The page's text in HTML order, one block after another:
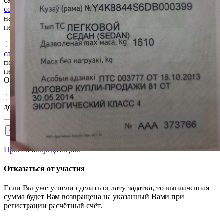
соглашением интернет-сайта e-auction.byи выразить согласие
на обработку информации о пользователе, в том числе
персональных данных.
Ознакомлен сПользовательским соглашением интернет-
сайта e-auction.by
пользователе, в том числе персональных данных, а также их
передачей, в том числе трансграничной, в соответствии с ним.
Ознакомлен и согласен сРегламентоми Соглашением.
Подтверждаю достоверность сведений, указанных в
документах на участия в торгах.
Пройти аккредитацию
Отказаться от участия
Если Вы уже успели сделать оплату задатка, то выплаченная
сумма будет Вам возвращена на указанный Вами при
регистрации расчётный счёт.